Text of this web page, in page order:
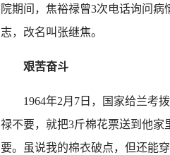
院期间，焦裕禄曾3次电话询问
志，改名叫张继焦。
艰苦奋斗
1964年2月7日，国家给兰考拨
禄不要，就把3斤棉花票送到他
要。虽说我的棉衣破点，但还能